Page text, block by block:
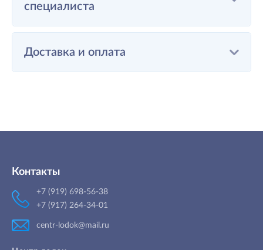
специалиста
Доставка и оплата
Контакты
+7 (919) 698-56-38
+7 (917) 264-34-01
centr-lodok@mail.ru